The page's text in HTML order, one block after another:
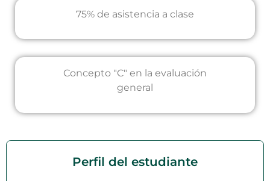
75% de asistencia a clase
Concepto "C" en la evaluación
general
Perfil del estudiante